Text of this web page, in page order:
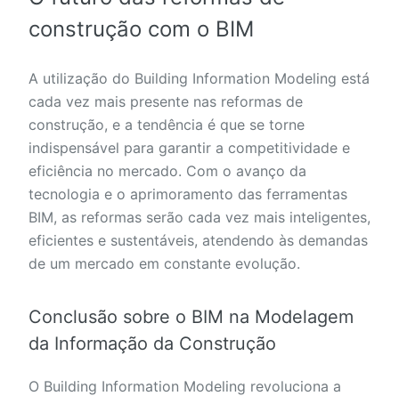
construção com o BIM
A utilização do Building Information Modeling está
cada vez mais presente nas reformas de
construção, e a tendência é que se torne
indispensável para garantir a competitividade e
eficiência no mercado. Com o avanço da
tecnologia e o aprimoramento das ferramentas
BIM, as reformas serão cada vez mais inteligentes,
eficientes e sustentáveis, atendendo às demandas
de um mercado em constante evolução.
Conclusão sobre o BIM na Modelagem
da Informação da Construção
O Building Information Modeling revoluciona a